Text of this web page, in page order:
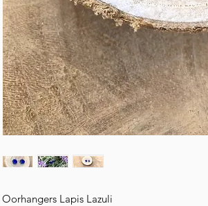
Oorhangers Lapis Lazuli